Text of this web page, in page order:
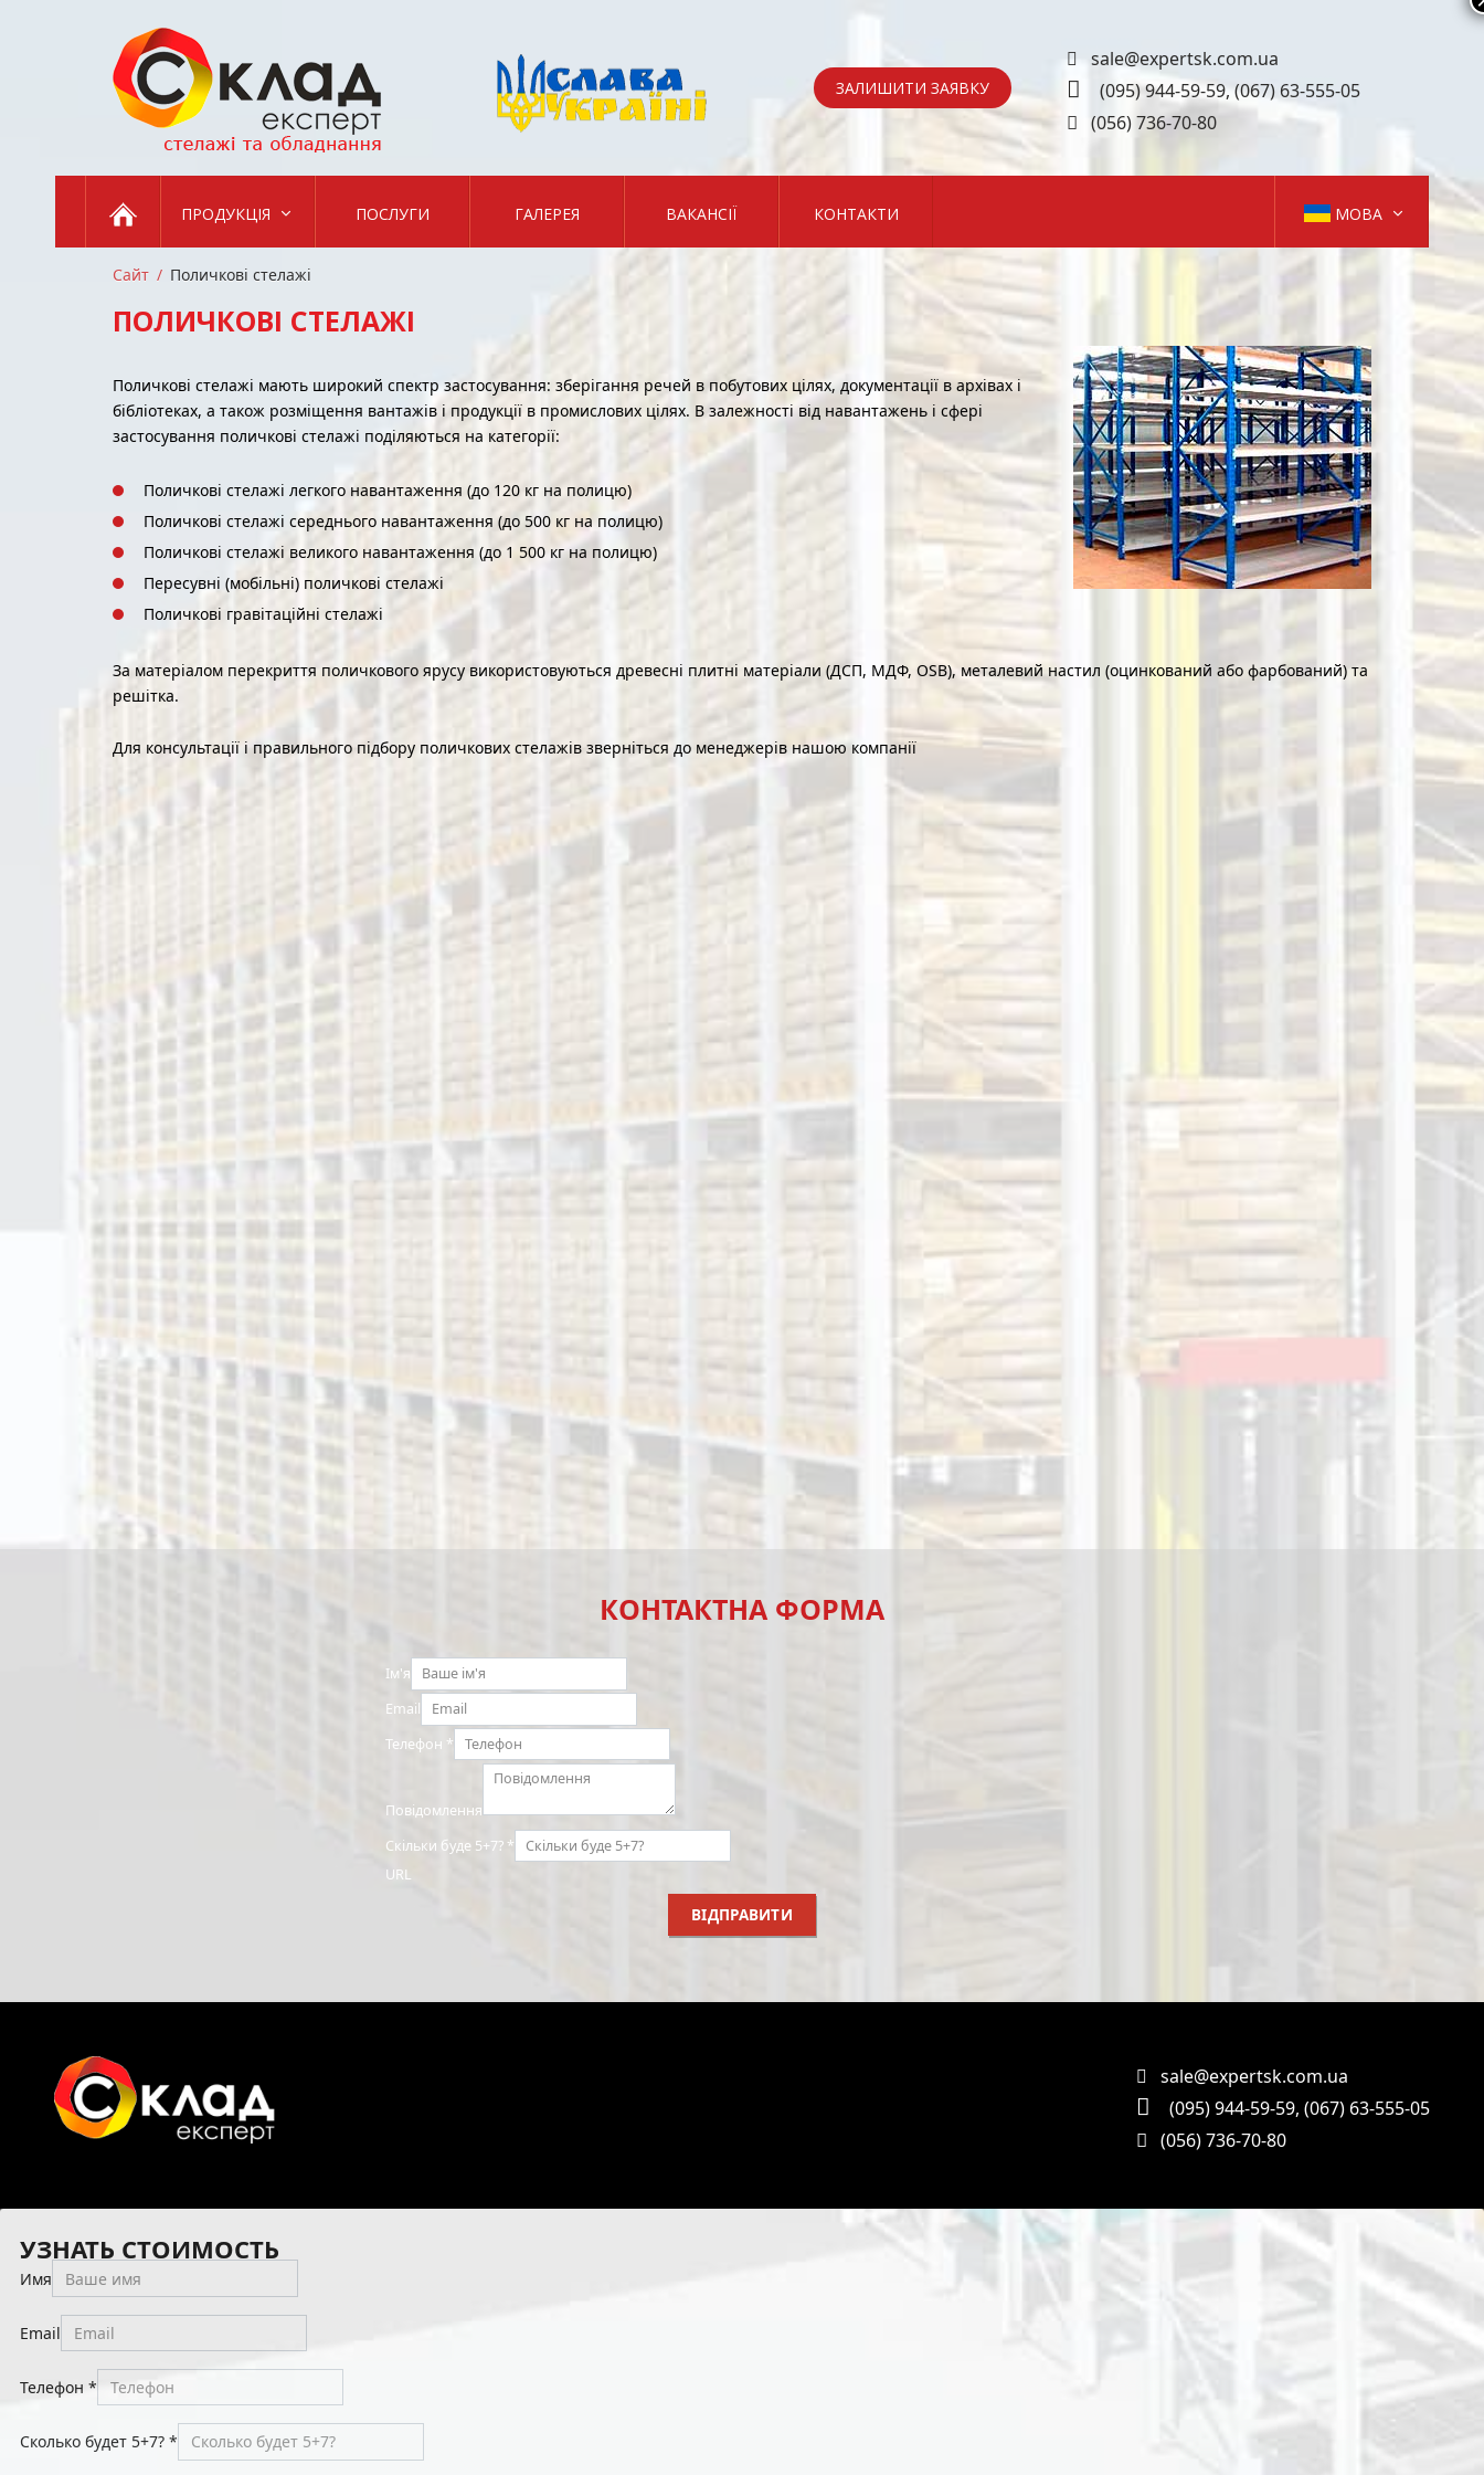
ЗАЛИШИТИ ЗАЯВКУ
sale@expertsk.com.ua
(095) 944-59-59, (067) 63-555-05
(056) 736-70-80
ПРОДУКЦІЯ ПОСЛУГИ ГАЛЕРЕЯ ВАКАНСІЇ КОНТАКТИ МОВА
Сайт Поличкові стелажі
ПОЛИЧКОВІ СТЕЛАЖІ
Поличкові стелажі мають широкий спектр застосування: зберігання речей в побутових цілях, документації в архівах і
бібліотеках, а також розміщення вантажів і продукції в промислових цілях. В залежності від навантажень і сфері
застосування поличкові стелажі поділяються на категорії:
Поличкові стелажі легкого навантаження (до 120 кг на полицю)
Поличкові стелажі середнього навантаження (до 500 кг на полицю)
Поличкові стелажі великого навантаження (до 1 500 кг на полицю)
Пересувні (мобільні) поличкові стелажі
Поличкові гравітаційні стелажі
За матеріалом перекриття поличкового ярусу використовуються древесні плитні матеріали (ДСП, МДФ, OSB), металевий настил (оцинкований або фарбований) та
решітка.
Для консультації і правильного підбору поличкових стелажів зверніться до менеджерів нашою компанії
ЛЕГКОГО
НАВАНТАЖЕННЯ
НАВАНТАЖЕННЯ
ПОЛИЧКОВА
ГРАВІТАЦІЯ
КОНТАКТНА ФОРМА
Ім'я
Email
Телефон *
Повідомлення
Скільки буде 5+7? *
URL
ВІДПРАВИТИ
sale@expertsk.com.ua
(095) 944-59-59, (067) 63-555-05
(056) 736-70-80
УЗНАТЬ СТОИМОСТЬ
Имя
Email
Телефон *
Сколько будет 5+7? *